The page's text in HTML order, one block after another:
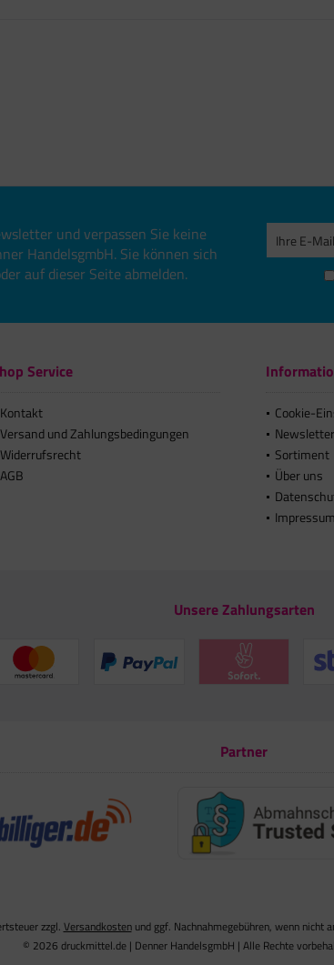
und verpassen Sie keine
HandelsgmbH. Sie können sich
auf dieser Seite abmelden.
Service
Kontakt
Versand und Zahlungsbedingungen
Widerrufsrecht
AGB
Cookie-
Newsletter
Sortiment
Über uns
Impressum
Unsere Zahlungsarten
Partner
zzgl. Versandkostenund ggf. Nachnahmegebühren, wenn nicht
© 2026 druckmittel.de | Denner HandelsgmbH | Alle Rechte